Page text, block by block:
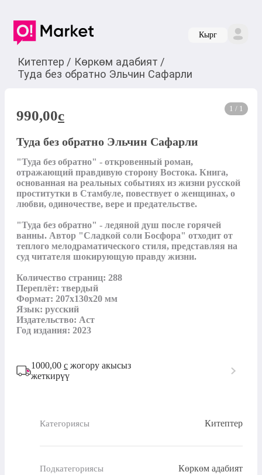
Кырг
Китептер / Көркөм адабият /
Туда без обратно Эльчин Сафарли
1 / 1
990,00c
Туда без обратно Эльчин Сафарли
"Туда без обратно" - откровенный роман,
отражающий правдивую сторону Востока. Книга,
основанная на реальных событиях из жизни русской
проститутки в Стамбуле, повествует о женщинах, о
любви, одиночестве, вере и предательстве.
"Туда без обратно" - ледяной душ после горячей
ванны. Автор "Сладкой соли Босфора" отходит от
теплого мелодраматического стиля, представляя на
суд читателя шокирующую правду жизни.
Количество страниц: 288
Переплёт: твердый
Формат: 207x130x20 мм
Язык: русский
Издательство: Аст
Год издания: 2023
1000,00 с жогору акысыз
жеткирүү
Категориясы Китептер
Подкатегориясы Көркөм адабият